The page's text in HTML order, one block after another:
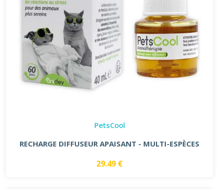
PetsCool
RECHARGE DIFFUSEUR APAISANT - MULTI-ESPÈCES
29.49 €